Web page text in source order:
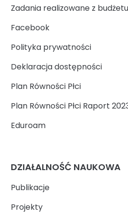
Zadania realizowane z
Facebook
Polityka prywatności
Deklaracja dostępności
Plan Równości Płci
Plan Równości Płci Raport
Eduroam
DZIAŁALNOŚĆ NAUKOWA
Publikacje
Projekty